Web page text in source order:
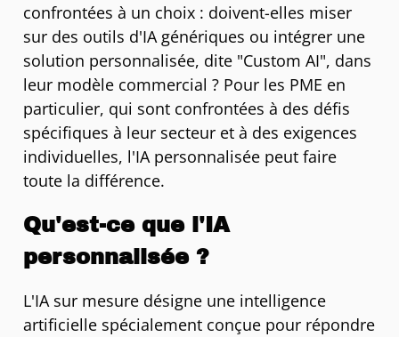
confrontées à un choix : doivent-elles miser
sur des outils d'IA génériques ou intégrer une
solution personnalisée, dite "Custom AI", dans
leur modèle commercial ? Pour les PME en
particulier, qui sont confrontées à des défis
spécifiques à leur secteur et à des exigences
individuelles, l'IA personnalisée peut faire
toute la différence.
Qu'est-ce que l'IA
personnalisée ?
L'IA sur mesure désigne une intelligence
artificielle spécialement conçue pour répondre